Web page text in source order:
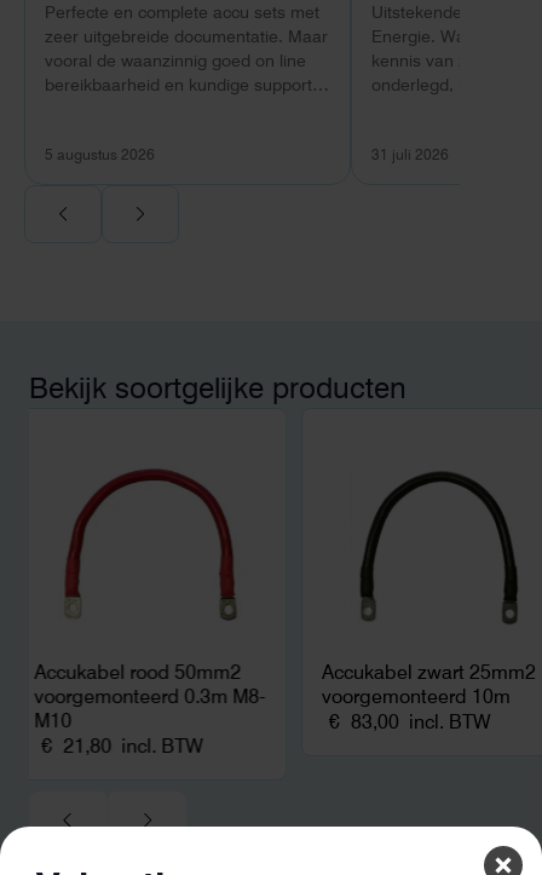
Perfecte en complete accu sets met
zeer uitgebreide documentatie. Maar
vooral de waanzinnig goed on line
bereikbaarheid en kundige support
5 augustus 2026
Uitstekende ervaring
Energie. Wat vooral
kennis van zaken:
onderlegd, heldere
Ook de nazorg is
noodstroom voor de
netcongestie.
31 juli 2026
Bekijk soortgelijke producten
Accukabel rood 50mm2
voorgemonteerd 0.3m M8-
M10
€ 21,80 incl. BTW
Accukabel zwart 25mm2
voorgemonteerd 10m
€ 83,00 incl. BTW